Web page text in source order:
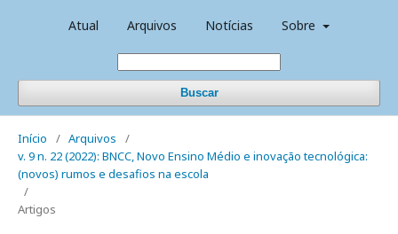
Atual Arquivos Notícias Sobre
Buscar
Início / Arquivos
/
v. 9 n. 22 (2022): BNCC, Novo Ensino Médio e inovação tecnológica:
(novos) rumos e desafios na escola
/
Artigos